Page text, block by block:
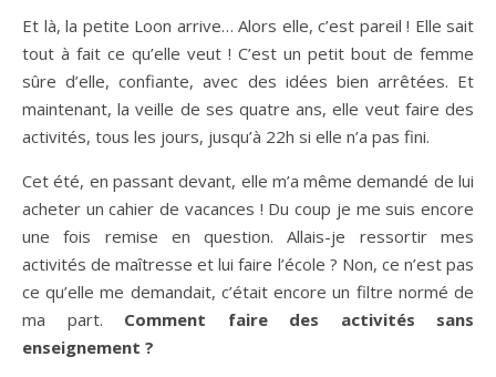
Et là, la petite Loon arrive… Alors elle, c’est pareil ! Elle sait
tout à fait ce qu’elle veut ! C’est un petit bout de femme
sûre d’elle, confiante, avec des idées bien arrêtées. Et
maintenant, la veille de ses quatre ans, elle veut faire des
activités, tous les jours, jusqu’à 22h si elle n’a pas fini.
Cet été, en passant devant, elle m’a même demandé de lui
acheter un cahier de vacances ! Du coup je me suis encore
une fois remise en question. Allais-je ressortir mes
activités de maîtresse et lui faire l’école ? Non, ce n’est pas
ce qu’elle me demandait, c’était encore un filtre normé de
ma part. Comment faire des activités sans
enseignement ?